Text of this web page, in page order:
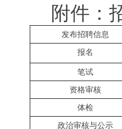
附件：
发布招聘信息
报名
笔试
资格审核
体检
政治审核与公示